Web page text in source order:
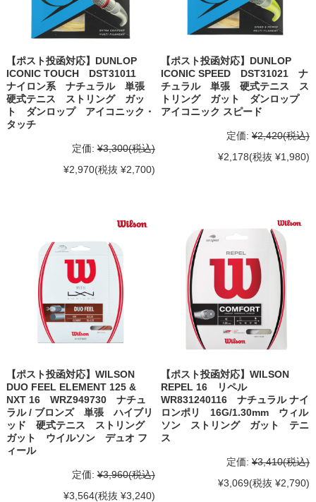
【ポスト投函対応】DUNLOP
ICONIC TOUCH DST31011
ナイロン系 ナチュラル 単張
硬式テニス ストリング ガッ
ト ダンロップ アイコニック・
タッチ
定価: ¥3,300(税込)
¥2,970(税抜 ¥2,700)
【ポスト投函対応】DUNLOP
ICONIC SPEED DST31021 ナ
チュラル 単張 硬式テニス ス
トリング ガット ダンロップ
アイコニック スピード
定価: ¥2,420(税込)
¥2,178(税抜 ¥1,980)
【ポスト投函対応】WILSON
DUO FEEL ELEMENT 125 &
NXT 16 WRZ949730 ナチュ
ラル / ブロンズ 単張 ハイブリ
ッド 硬式テニス ストリング
ガット ウイルソン デュオ フ
ィール
定価: ¥3,960(税込)
¥3,564(税抜 ¥3,240)
【ポスト投函対応】WILSON
REPEL 16 リペル
WR831240116 ナチュラル ナイ
ロンポリ 16G/1.30mm ウィル
ソン ストリング ガット テニ
ス
定価: ¥3,410(税込)
¥3,069(税抜 ¥2,790)